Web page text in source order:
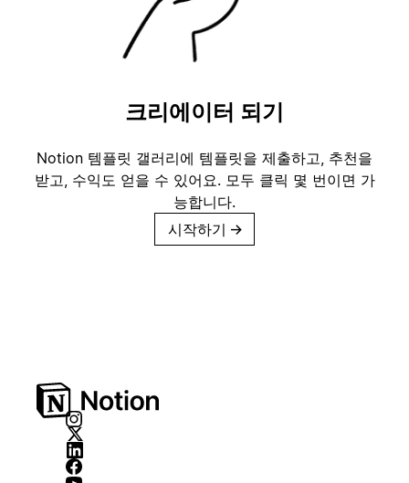
크리에이터 되기
Notion 템플릿 갤러리에 템플릿을 제출하고, 추천을
받고, 수익도 얻을 수 있어요. 모두 클릭 몇 번이면 가
능합니다.
시작하기 →